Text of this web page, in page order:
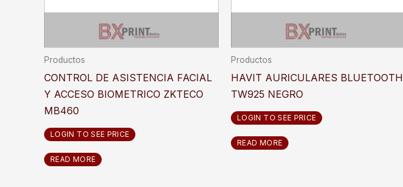
Productos
CONTROL DE ASISTENCIA FACIAL
Y ACCESO BIOMETRICO ZKTECO
MB460
LOGIN TO SEE PRICE
READ MORE
Productos
HAVIT AURICULARES BLUETOOTH
TW925 NEGRO
LOGIN TO SEE PRICE
READ MORE